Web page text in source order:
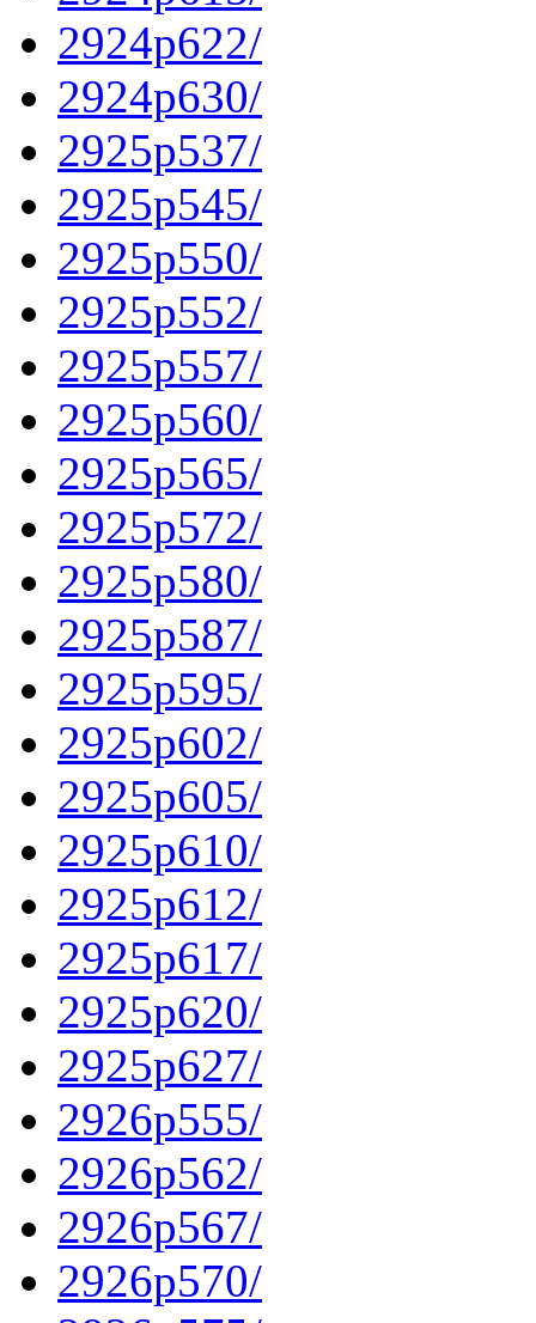
2924p622/
2924p630/
2925p537/
2925p545/
2925p550/
2925p552/
2925p557/
2925p560/
2925p565/
2925p572/
2925p580/
2925p587/
2925p595/
2925p602/
2925p605/
2925p610/
2925p612/
2925p617/
2925p620/
2925p627/
2926p555/
2926p562/
2926p567/
2926p570/